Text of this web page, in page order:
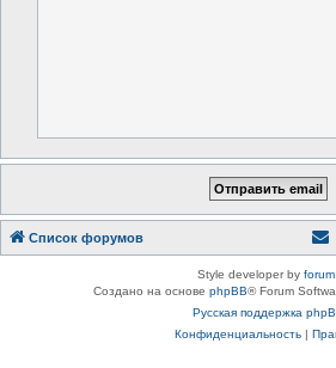
Список форумов
Style developer by forum
Создано на основе phpBB® Forum
Русская поддержка
Конфиденциальность|